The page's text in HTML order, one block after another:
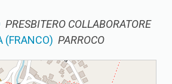
PRESBITERO COLLABORATORE
(FRANCO) PARROCO
DEI SANTI NAZZARO E CELSO